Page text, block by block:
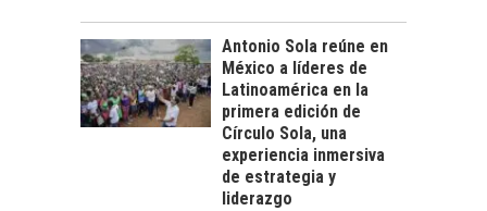
Antonio Sola reúne en
México a líderes de
Latinoamérica en la
primera edición de
Círculo Sola, una
experiencia inmersiva
de estrategia y
liderazgo